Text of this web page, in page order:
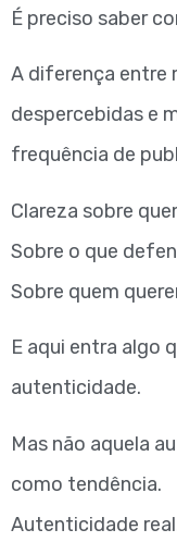
É preciso saber
A diferença entre
despercebidas e
frequência de
Clareza sobre
Sobre o que
Sobre quem
E aqui entra algo
autenticidade.
Mas não aquela
como tendência.
Autenticidade